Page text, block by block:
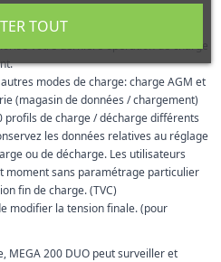
peuvent être configurés par les
votre dernière opération de charge
modes de charge: charge AGM et
(magasin de données / chargement)
profils de charge / décharge différents
les données relatives au réglage
ou de décharge. Les utilisateurs
moment sans paramétrage particulier
fin de charge. (TVC)
modifier la tension finale. (pour
MEGA 200 DUO peut surveiller et
TOUT